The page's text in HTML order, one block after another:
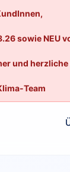
sowie NEU
und herzliche
Team